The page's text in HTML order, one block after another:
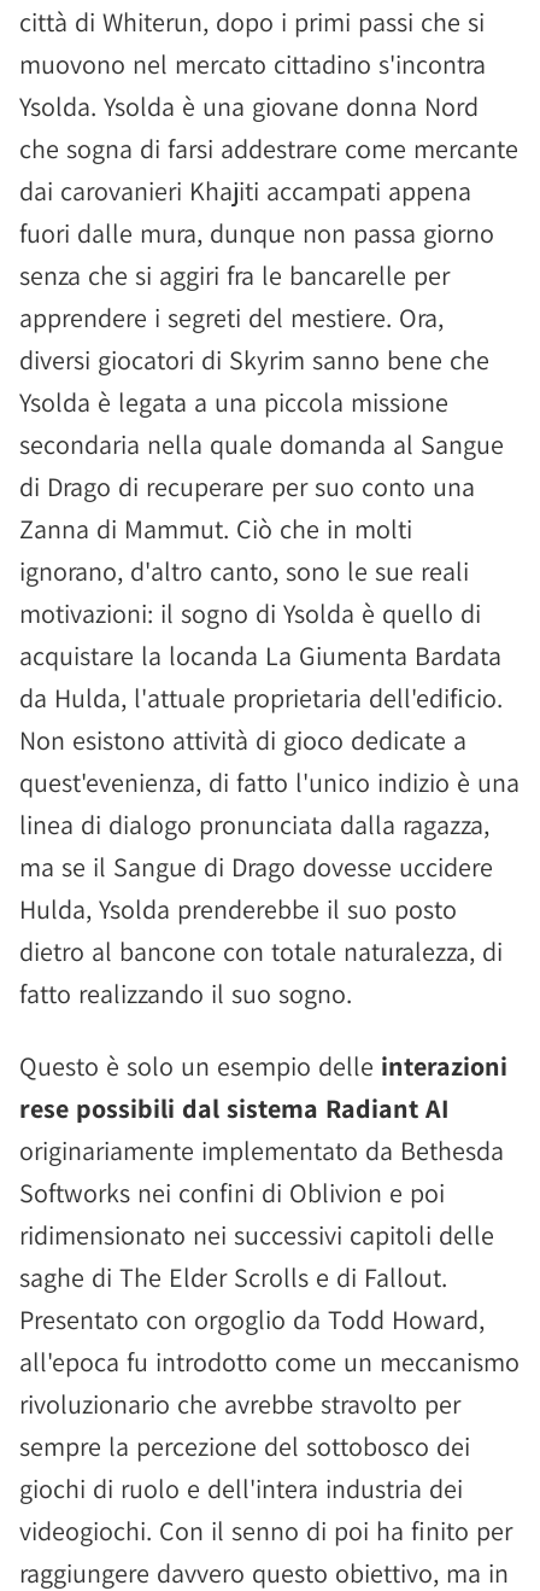
città di Whiterun, dopo i primi passi che si
muovono nel mercato cittadino s'incontra
Ysolda. Ysolda è una giovane donna Nord
che sogna di farsi addestrare come mercante
dai carovanieri Khajiti accampati appena
fuori dalle mura, dunque non passa giorno
senza che si aggiri fra le bancarelle per
apprendere i segreti del mestiere. Ora,
diversi giocatori di Skyrim sanno bene che
Ysolda è legata a una piccola missione
secondaria nella quale domanda al Sangue
di Drago di recuperare per suo conto una
Zanna di Mammut. Ciò che in molti
ignorano, d'altro canto, sono le sue reali
motivazioni: il sogno di Ysolda è quello di
acquistare la locanda La Giumenta Bardata
da Hulda, l'attuale proprietaria dell'edificio.
Non esistono attività di gioco dedicate a
quest'evenienza, di fatto l'unico indizio è una
linea di dialogo pronunciata dalla ragazza,
ma se il Sangue di Drago dovesse uccidere
Hulda, Ysolda prenderebbe il suo posto
dietro al bancone con totale naturalezza, di
fatto realizzando il suo sogno.
Questo è solo un esempio delle interazioni
rese possibili dal sistema Radiant AI
originariamente implementato da Bethesda
Softworks nei confini di Oblivion e poi
ridimensionato nei successivi capitoli delle
saghe di The Elder Scrolls e di Fallout.
Presentato con orgoglio da Todd Howard,
all'epoca fu introdotto come un meccanismo
rivoluzionario che avrebbe stravolto per
sempre la percezione del sottobosco dei
giochi di ruolo e dell'intera industria dei
videogiochi. Con il senno di poi ha finito per
raggiungere davvero questo obiettivo, ma in